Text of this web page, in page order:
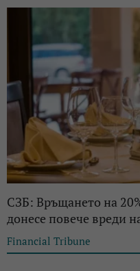
СЗБ: Връщането на
донесе повече вреди
Financial Tribune